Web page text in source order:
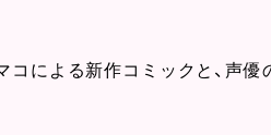
による新作コミックと、声優